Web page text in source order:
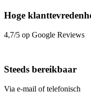
Hoge
4,7/5 op Google Reviews
Steeds bereikbaar
Via e-mail of telefonisch